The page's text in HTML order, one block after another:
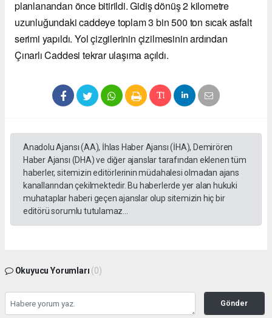
planlanandan önce bitirildi. Gidiş dönüş 2 kilometre
uzunluğundaki caddeye toplam 3 bin 500 ton sıcak asfalt
serimi yapıldı. Yol çizgilerinin çizilmesinin ardından
Çınarlı Caddesi tekrar ulaşıma açıldı.
Anadolu Ajansı (AA), İhlas Haber Ajansı (İHA), Demirören
Haber Ajansı (DHA) ve diğer ajanslar tarafından eklenen tüm
haberler, sitemizin editörlerinin müdahalesi olmadan ajans
kanallarından çekilmektedir. Bu haberlerde yer alan hukuki
muhataplar haberi geçen ajanslar olup sitemizin hiç bir
editörü sorumlu tutulamaz...
Okuyucu Yorumları (0)
Gönder